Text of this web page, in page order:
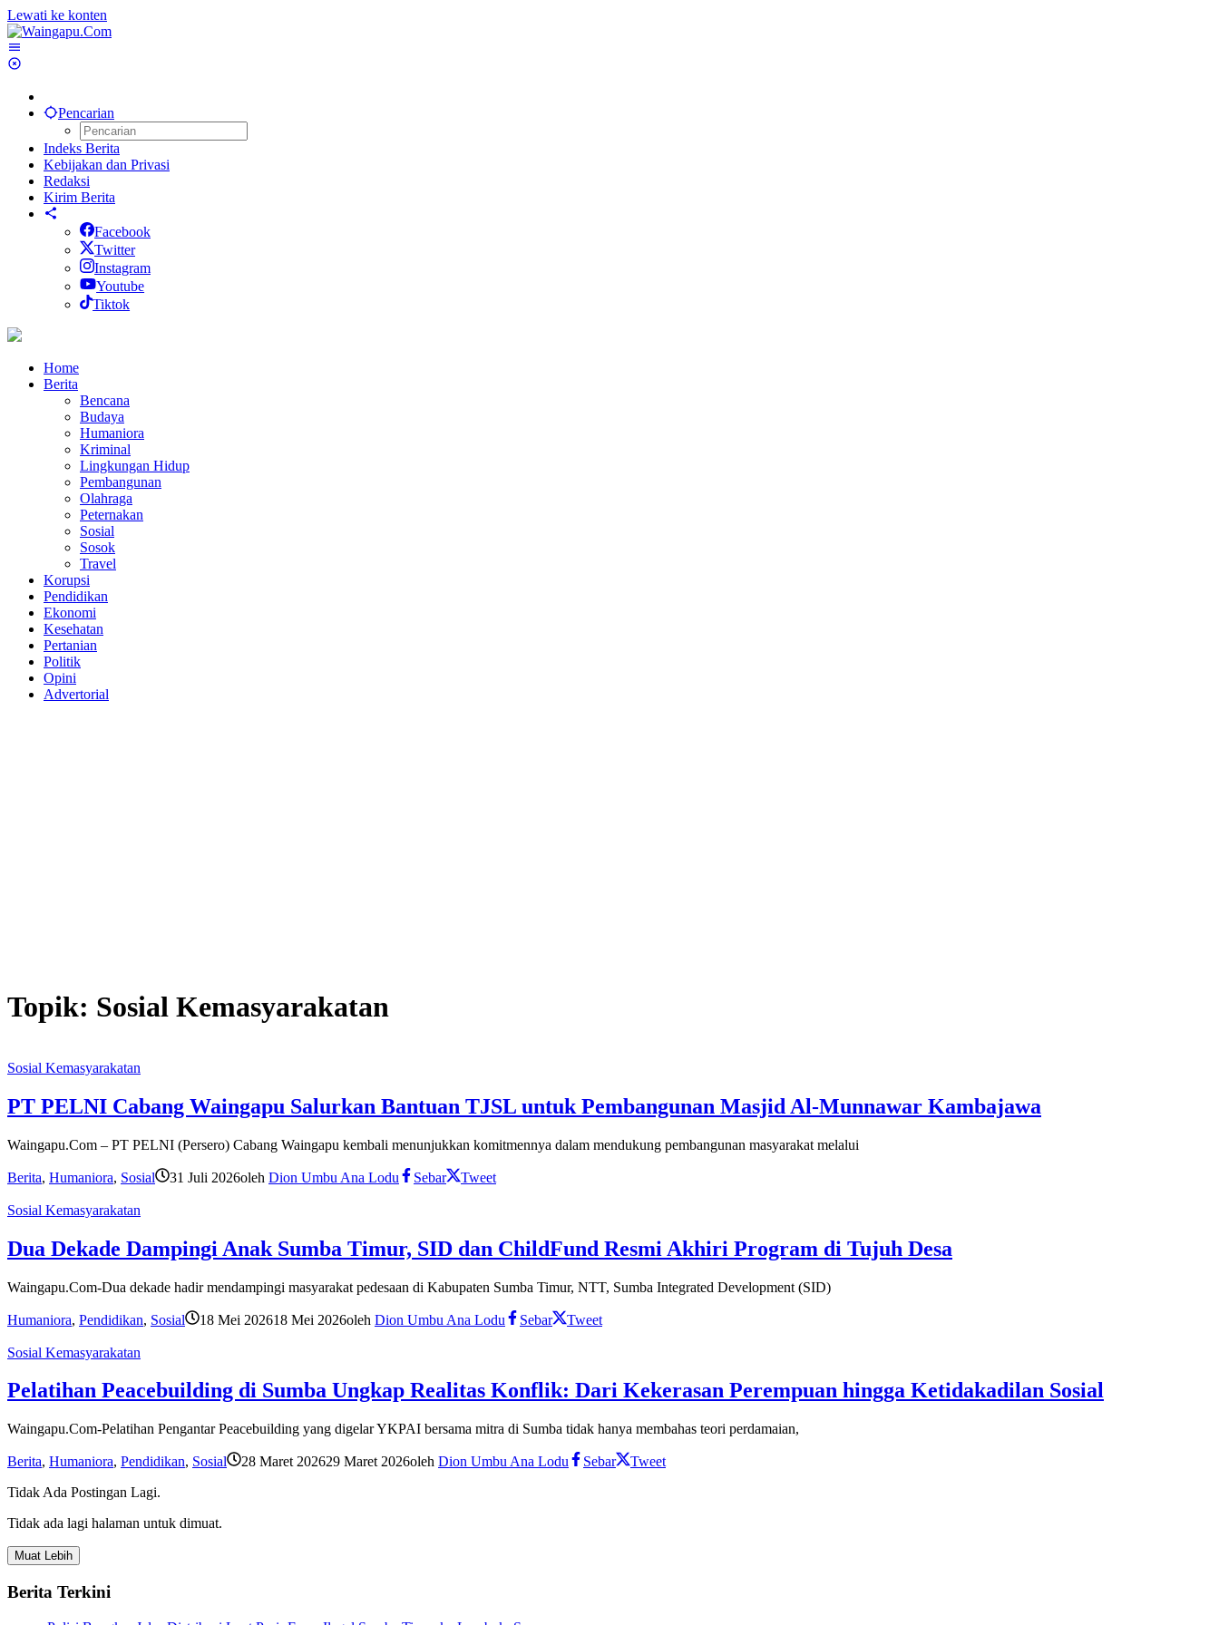
Lewati ke konten
Pencarian
Indeks Berita
Kebijakan dan Privasi
Redaksi
Kirim Berita
Facebook
Twitter
Instagram
Youtube
Tiktok
Home
Berita
Bencana
Budaya
Humaniora
Kriminal
Lingkungan Hidup
Pembangunan
Olahraga
Peternakan
Sosial
Sosok
Travel
Korupsi
Pendidikan
Ekonomi
Kesehatan
Pertanian
Politik
Opini
Advertorial
Topik: Sosial Kemasyarakatan
Sosial Kemasyarakatan
PT PELNI Cabang Waingapu Salurkan Bantuan TJSL untuk Pembangunan Masjid Al-Munnawar Kambajawa
Waingapu.Com – PT PELNI (Persero) Cabang Waingapu kembali menunjukkan komitmennya dalam mendukung pembangunan masyarakat melalui
Berita, Humaniora, Sosial 31 Juli 2026oleh Dion Umbu Ana Lodu Sebar Tweet
Sosial Kemasyarakatan
Dua Dekade Dampingi Anak Sumba Timur, SID dan ChildFund Resmi Akhiri Program di Tujuh Desa
Waingapu.Com-Dua dekade hadir mendampingi masyarakat pedesaan di Kabupaten Sumba Timur, NTT, Sumba Integrated Development (SID)
Humaniora, Pendidikan, Sosial 18 Mei 202618 Mei 2026oleh Dion Umbu Ana Lodu Sebar Tweet
Sosial Kemasyarakatan
Pelatihan Peacebuilding di Sumba Ungkap Realitas Konflik: Dari Kekerasan Perempuan hingga Ketidakadilan Sosial
Waingapu.Com-Pelatihan Pengantar Peacebuilding yang digelar YKPAI bersama mitra di Sumba tidak hanya membahas teori perdamaian,
Berita, Humaniora, Pendidikan, Sosial 28 Maret 202629 Maret 2026oleh Dion Umbu Ana Lodu Sebar
Tweet
Tidak Ada Postingan Lagi.
Tidak ada lagi halaman untuk dimuat.
Muat Lebih
Berita Terkini